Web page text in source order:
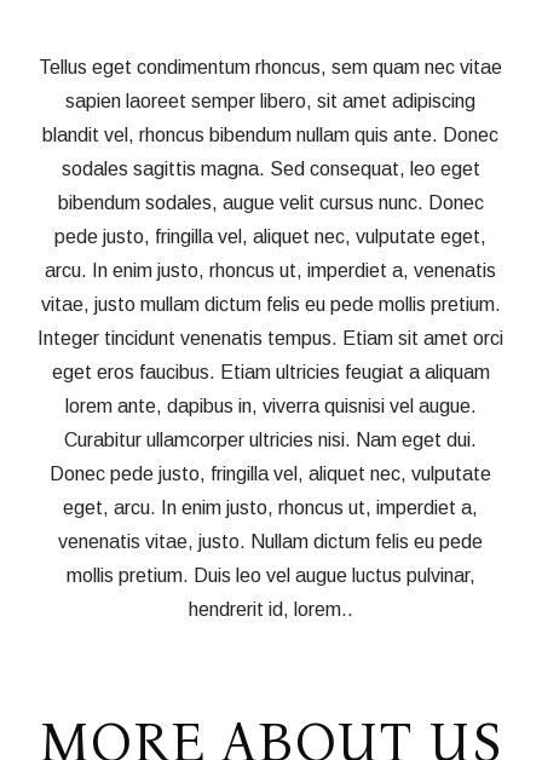
Tellus eget condimentum rhoncus, sem quam nec vitae
sapien laoreet semper libero, sit amet adipiscing
blandit vel, rhoncus bibendum nullam quis ante. Donec
sodales sagittis magna. Sed consequat, leo eget
bibendum sodales, augue velit cursus nunc. Donec
pede justo, fringilla vel, aliquet nec, vulputate eget,
arcu. In enim justo, rhoncus ut, imperdiet a, venenatis
vitae, justo mullam dictum felis eu pede mollis pretium.
Integer tincidunt venenatis tempus. Etiam sit amet orci
eget eros faucibus. Etiam ultricies feugiat a aliquam
lorem ante, dapibus in, viverra quisnisi vel augue.
Curabitur ullamcorper ultricies nisi. Nam eget dui.
Donec pede justo, fringilla vel, aliquet nec, vulputate
eget, arcu. In enim justo, rhoncus ut, imperdiet a,
venenatis vitae, justo. Nullam dictum felis eu pede
mollis pretium. Duis leo vel augue luctus pulvinar,
hendrerit id, lorem..
MORE ABOUT US